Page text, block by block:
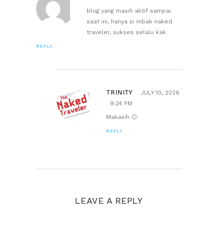
blog yang masih aktif sampai
saat ini, hanya si mbak naked
traveler, sukses selalu kak
REPLY
TRINITY
JULY 10, 2026
9:24 PM
Makasih 🙂
REPLY
LEAVE A REPLY